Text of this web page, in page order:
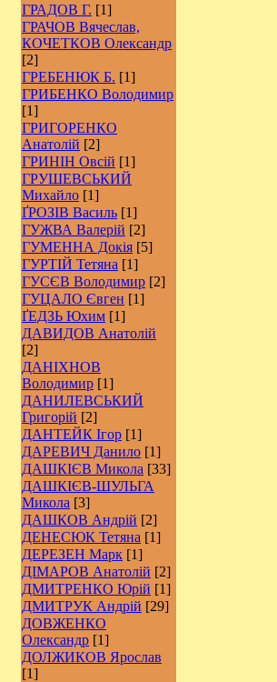
ГРАДОВ Г. [1]
ГРАЧОВ Вячеслав,
КОЧЕТКОВ Олександр
[2]
ГРЕБЕНЮК Б. [1]
ГРИБЕНКО Володимир
[1]
ГРИГОРЕНКО
Анатолій [2]
ГРИНІН Овсій [1]
ГРУШЕВСЬКИЙ
Михайло [1]
ҐРОЗІВ Василь [1]
ГУЖВА Валерій [2]
ГУМЕННА Докія [5]
ГУРТІЙ Тетяна [1]
ГУСЄВ Володимир [2]
ГУЦАЛО Євген [1]
ҐЕДЗЬ Юхим [1]
ДАВИДОВ Анатолій
[2]
ДАНІХНОВ
Володимир [1]
ДАНИЛЕВСЬКИЙ
Григорій [2]
ДАНТЕЙК Ігор [1]
ДАРЕВИЧ Данило [1]
ДАШКІЄВ Микола [33]
ДАШКІЄВ-ШУЛЬГА
Микола [3]
ДАШКОВ Андрій [2]
ДЕНЕСЮК Тетяна [1]
ДЕРЕЗЕН Марк [1]
ДІМАРОВ Анатолій [2]
ДМИТРЕНКО Юрій [1]
ДМИТРУК Андрій [29]
ДОВЖЕНКО
Олександр [1]
ДОЛЖИКОВ Ярослав
[1]